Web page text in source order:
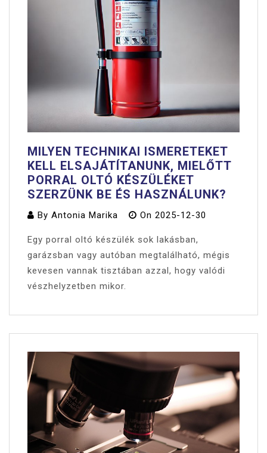
MILYEN TECHNIKAI ISMERETEKET
KELL ELSAJÁTÍTANUNK, MIELŐTT
PORRAL OLTÓ KÉSZÜLÉKET
SZERZÜNK BE ÉS HASZNÁLUNK?
By Antonia Marika On 2025-12-30
Egy porral oltó készülék sok lakásban,
garázsban vagy autóban megtalálható, mégis
kevesen vannak tisztában azzal, hogy valódi
vészhelyzetben mikor.